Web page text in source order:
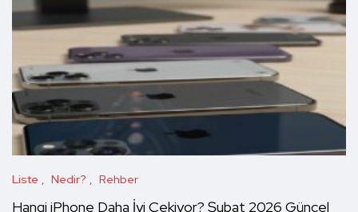
Liste Nedir? Rehber
Hangi iPhone Daha İyi Çekiyor? Şubat 2026 Güncel